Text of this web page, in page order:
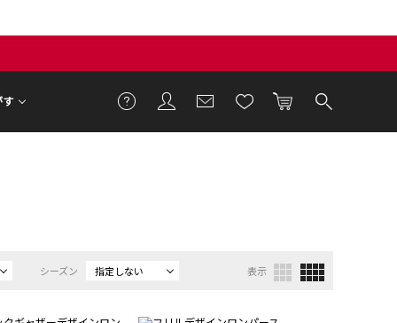
す
シーズン 指定しない 表示